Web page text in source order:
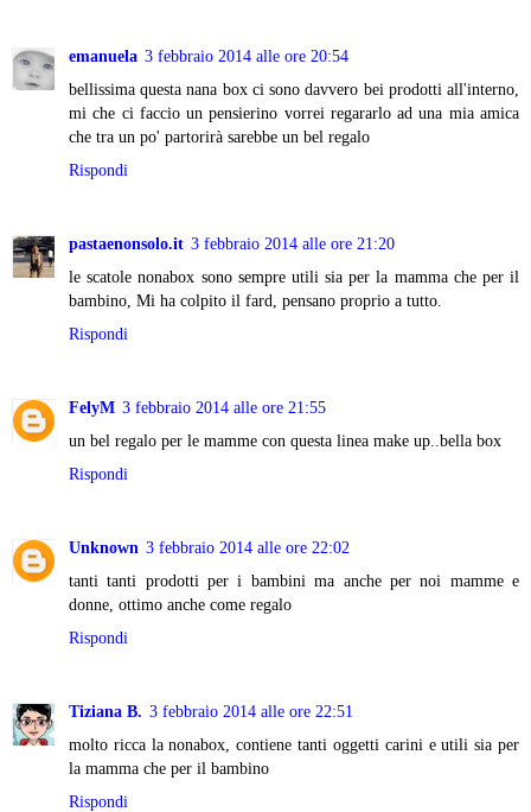
emanuela 3 febbraio 2014 alle ore 20:54
bellissima questa nana box ci sono davvero bei prodotti all'interno,
mi che ci faccio un pensierino vorrei regararlo ad una mia amica
che tra un po' partorirà sarebbe un bel regalo
Rispondi
pastaenonsolo.it 3 febbraio 2014 alle ore 21:20
le scatole nonabox sono sempre utili sia per la mamma che per il
bambino, Mi ha colpito il fard, pensano proprio a tutto.
Rispondi
FelyM 3 febbraio 2014 alle ore 21:55
un bel regalo per le mamme con questa linea make up..bella box
Rispondi
Unknown 3 febbraio 2014 alle ore 22:02
tanti tanti prodotti per i bambini ma anche per noi mamme e
donne, ottimo anche come regalo
Rispondi
Tiziana B. 3 febbraio 2014 alle ore 22:51
molto ricca la nonabox, contiene tanti oggetti carini e utili sia per
la mamma che per il bambino
Rispondi